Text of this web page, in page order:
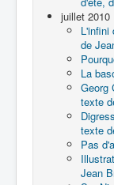
juillet 2010
L'infini
de
La
Georg
texte
texte
Pas
Jean